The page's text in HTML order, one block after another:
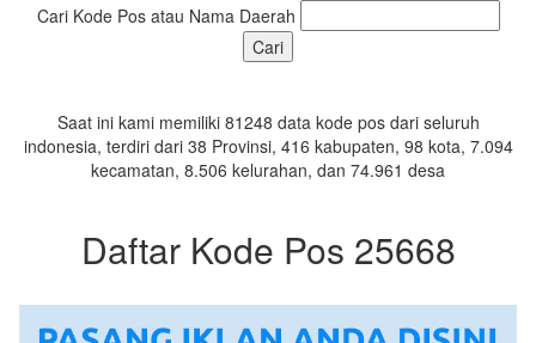
Cari Kode Pos atau Nama Daerah
Saat ini kami memiliki 81248 data kode pos dari seluruh
indonesia, terdiri dari 38 Provinsi, 416 kabupaten, 98 kota, 7.094
kecamatan, 8.506 kelurahan, dan 74.961 desa
Daftar Kode Pos 25668